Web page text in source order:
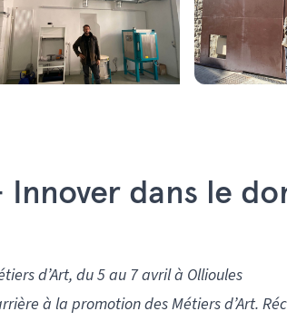
Innover dans le
d’Art, du 5 au 7 avril à Ollioules
à la promotion des Métiers d’Art.